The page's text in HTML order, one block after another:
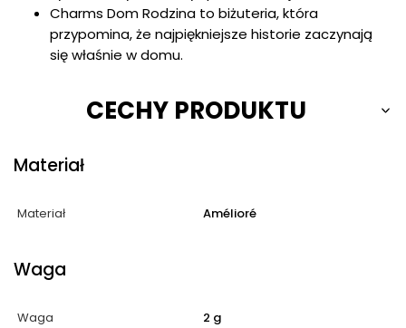
Charms Dom Rodzina to biżuteria, która
przypomina, że najpiękniejsze historie zaczynają
się właśnie w domu.
CECHY PRODUKTU
Materiał
Materiał Amélioré
Waga
Waga 2 g